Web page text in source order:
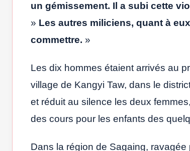
un gémissement. Il a subi cette
» Les autres miliciens, quant à
commettre. »
Les dix hommes étaient arrivés au
village de Kangyi Taw, dans le
et réduit au silence les deux
des cours pour les enfants des
Dans la région de Sagaing, ravagée